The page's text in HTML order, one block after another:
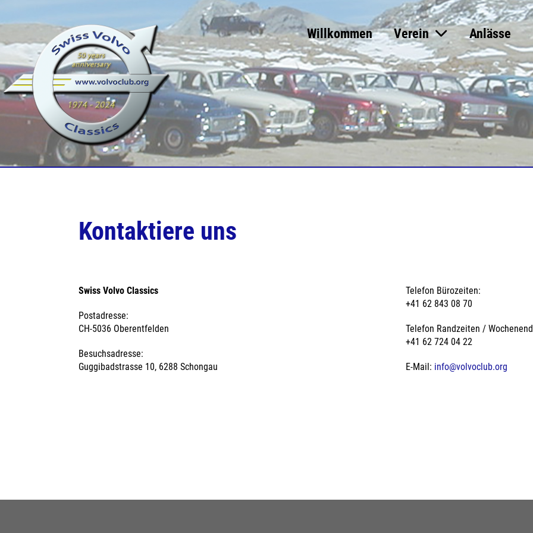
Willkommen Verein Anlässe
Kontaktiere uns
Swiss Volvo Classics
Postadresse:
CH-5036 Oberentfelden
Besuchsadresse:
Guggibadstrasse 10, 6288 Schongau
Telefon Bürozeiten:
+41 62 843 08 70
Telefon Randzeiten /
+41 62 724 04 22
E-Mail: info@volvoclub.org